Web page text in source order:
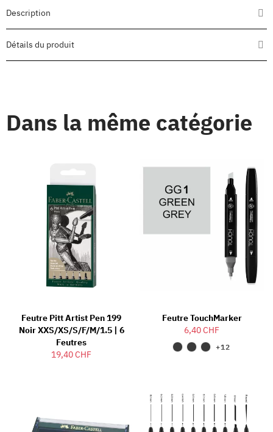
Description
Détails du produit
Dans la même catégorie
Feutre Pitt Artist Pen 199
Noir XXS/XS/S/F/M/1.5 | 6
Feutres
19,40 CHF
Feutre TouchMarker
6,40 CHF
+12